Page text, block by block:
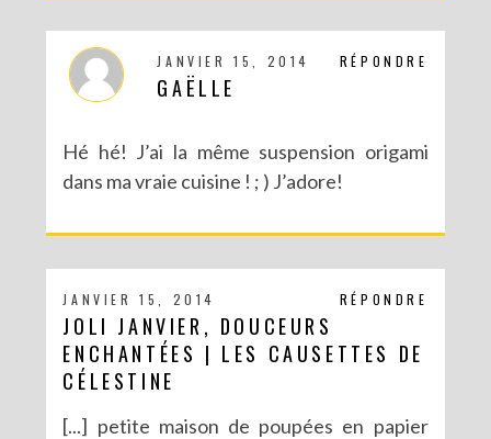
RÉPONDRE
JANVIER 15, 2014
GAËLLE
Hé hé! J’ai la même suspension origami
dans ma vraie cuisine ! ; ) J’adore!
RÉPONDRE
JANVIER 15, 2014
JOLI JANVIER, DOUCEURS
ENCHANTÉES | LES CAUSETTES DE
CÉLESTINE
[...] petite maison de poupées en papier